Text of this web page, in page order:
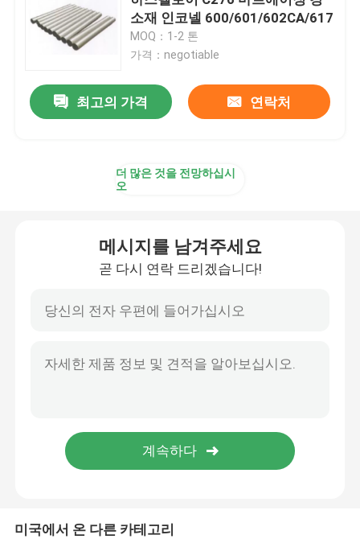
인콜로이 800H
인콜로이 800HT
하스텔로이 C 276
하스텔로이 비
모넬 합금 400
소재 인코넬 600/601/602CA/617
MOQ：1-2 톤
가격：negotiable
최고의 가격 연락처
더 많은 것을 전망하십시
오
메시지를 남겨주세요
곧 다시 연락 드리겠습니다!
미국에서 온 다른 카테고리